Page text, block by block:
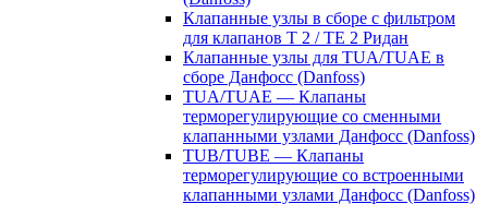
Клапанные узлы в сборе с фильтром
для клапанов T 2 / TE 2 Ридан
Клапанные узлы для TUA/TUAE в
сборе Данфосс (Danfoss)
TUA/TUAE — Клапаны
терморегулирующие со сменными
клапанными узлами Данфосс (Danfoss)
TUB/TUBE — Клапаны
терморегулирующие со встроенными
клапанными узлами Данфосс (Danfoss)